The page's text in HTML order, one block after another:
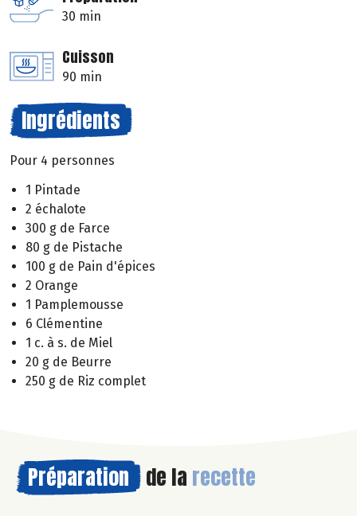
30 min
Cuisson
90 min
Ingrédients
Pour 4 personnes
1 Pintade
2 échalote
300 g de Farce
80 g de Pistache
100 g de Pain d'épices
2 Orange
1 Pamplemousse
6 Clémentine
1 c. à s. de Miel
20 g de Beurre
250 g de Riz complet
Préparation de la recette